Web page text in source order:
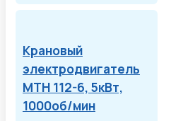
Крановый
электродвигатель
МТН 112-6, 5кВт,
1000об/мин